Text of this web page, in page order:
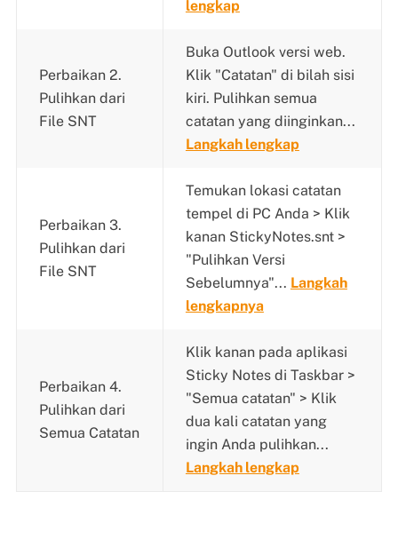
lengkap
Perbaikan 2.
Pulihkan dari
File SNT
Buka Outlook versi web.
Klik "Catatan" di bilah sisi
kiri. Pulihkan semua
catatan yang diinginkan...
Langkah lengkap
Perbaikan 3.
Pulihkan dari
File SNT
Temukan lokasi catatan
tempel di PC Anda > Klik
kanan StickyNotes.snt >
"Pulihkan Versi
Sebelumnya"... Langkah
lengkapnya
Perbaikan 4.
Pulihkan dari
Semua Catatan
Klik kanan pada aplikasi
Sticky Notes di Taskbar >
"Semua catatan" > Klik
dua kali catatan yang
ingin Anda pulihkan...
Langkah lengkap